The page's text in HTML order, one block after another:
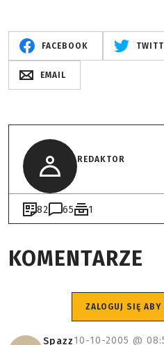
FACEBOOK
EMAIL
REDAKTOR
82 65 1
KOMENTARZE
ZALOGUJ SIĘ ABY
Spazz10-10-2005 @